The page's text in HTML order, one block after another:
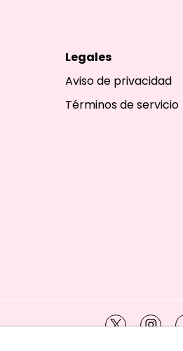
Legales
Aviso de privacidad
Términos de servicio
twitter